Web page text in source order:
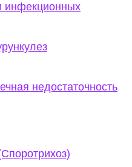
инфекционных
недостаточность